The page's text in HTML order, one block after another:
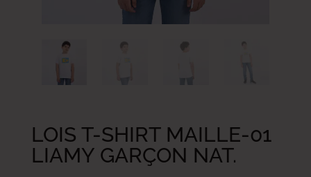
LOIS T-SHIRT MAILLE-01
LIAMY GARÇON NAT.